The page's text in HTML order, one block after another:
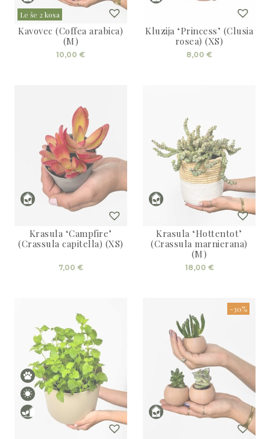
Le še 2 kosa
Kavovec (Coffea arabica)
(M)
10,00 €
Kluzija ‘Princess’ (Clusia
rosea) (XS)
8,00 €
Krasula ‘Campfire’
(Crassula capitella) (XS)
7,00 €
Krasula ‘Hottentot’
(Crassula marnierana)
(M)
18,00 €
-30%